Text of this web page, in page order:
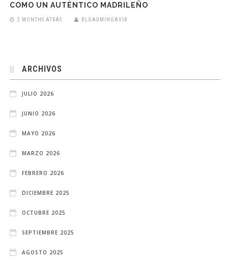
COMO UN AUTÉNTICO MADRILEÑO
2 MONTHS ATRÁS BLGADMINGAVIR
ARCHIVOS
JULIO 2026
JUNIO 2026
MAYO 2026
MARZO 2026
FEBRERO 2026
DICIEMBRE 2025
OCTUBRE 2025
SEPTIEMBRE 2025
AGOSTO 2025